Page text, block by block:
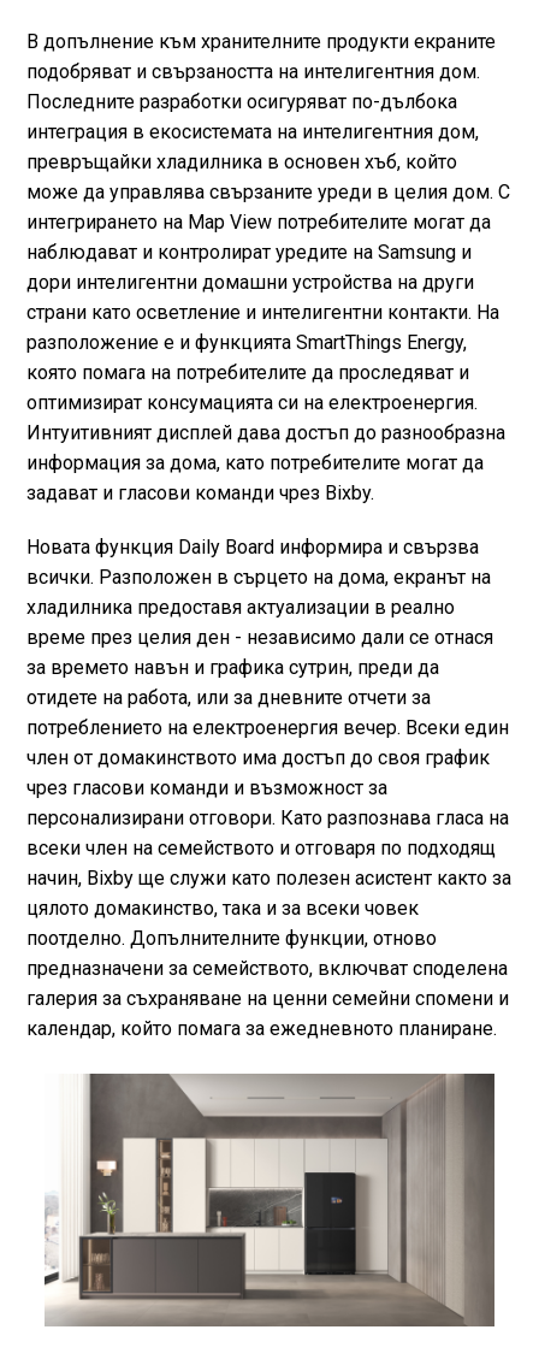
В допълнение към хранителните продукти екраните
подобряват и свързаността на интелигентния дом.
Последните разработки осигуряват по-дълбока
интеграция в екосистемата на интелигентния дом,
превръщайки хладилника в основен хъб, който
може да управлява свързаните уреди в целия дом. С
интегрирането на Map View потребителите могат да
наблюдават и контролират уредите на Samsung и
дори интелигентни домашни устройства на други
страни като осветление и интелигентни контакти. На
разположение е и функцията SmartThings Energy,
която помага на потребителите да проследяват и
оптимизират консумацията си на електроенергия.
Интуитивният дисплей дава достъп до разнообразна
информация за дома, като потребителите могат да
задават и гласови команди чрез Bixby.
Новата функция Daily Board информира и свързва
всички. Разположен в сърцето на дома, екранът на
хладилника предоставя актуализации в реално
време през целия ден - независимо дали се отнася
за времето навън и графика сутрин, преди да
отидете на работа, или за дневните отчети за
потреблението на електроенергия вечер. Всеки един
член от домакинството има достъп до своя график
чрез гласови команди и възможност за
персонализирани отговори. Като разпознава гласа на
всеки член на семейството и отговаря по подходящ
начин, Bixby ще служи като полезен асистент както за
цялото домакинство, така и за всеки човек
поотделно. Допълнителните функции, отново
предназначени за семейството, включват споделена
галерия за съхраняване на ценни семейни спомени и
календар, който помага за ежедневното планиране.